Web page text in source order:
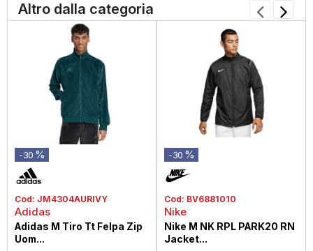
Altro dalla categoria
-30 %
Cod: JM4304AURIVY
Adidas
Adidas M Tiro Tt Felpa Zip
Uom...
-30 %
Cod: BV6881010
Nike
Nike M NK RPL PARK20 RN
Jacket...